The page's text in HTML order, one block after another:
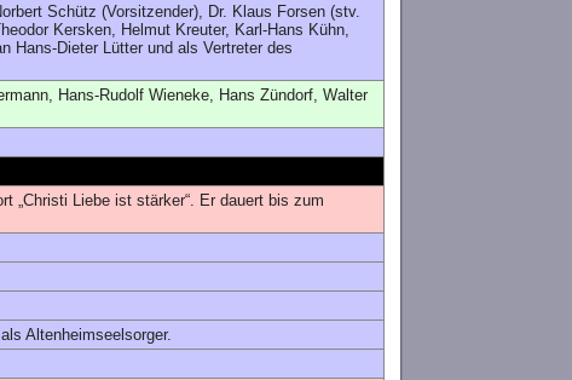
Schütz (Vorsitzender), Dr. Klaus Forsen (stv.
Kersken, Helmut Kreuter, Karl-Hans Kühn,
Hans-Dieter Lütter und als Vertreter des
Hans-Rudolf Wieneke, Hans Zündorf, Walter
„Christi Liebe ist stärker“. Er dauert bis zum
Altenheimseelsorger.